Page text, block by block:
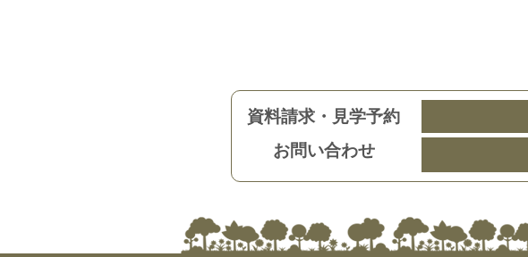
資料請求・見学予約
お問い合わせ